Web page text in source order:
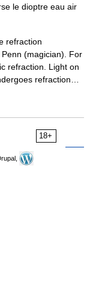
le dioptre eau air
refraction
(magician). For
refraction. Light on
refraction…
18+